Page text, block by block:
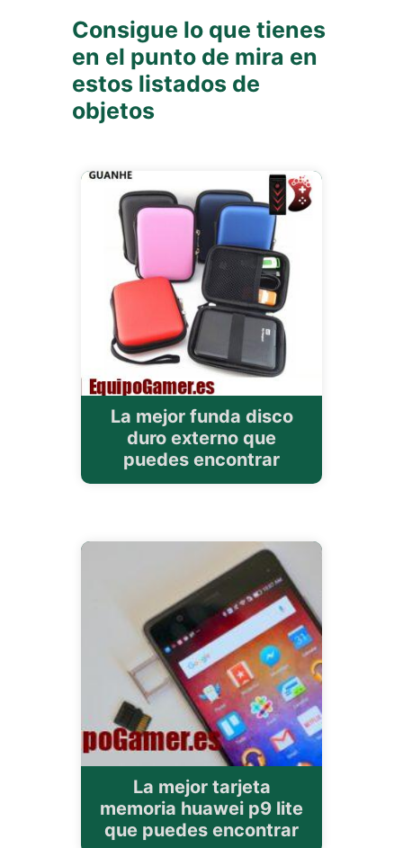
Consigue lo que tienes
en el punto de mira en
estos listados de
objetos
La mejor funda disco
duro externo que
puedes encontrar
La mejor tarjeta
memoria huawei p9 lite
que puedes encontrar